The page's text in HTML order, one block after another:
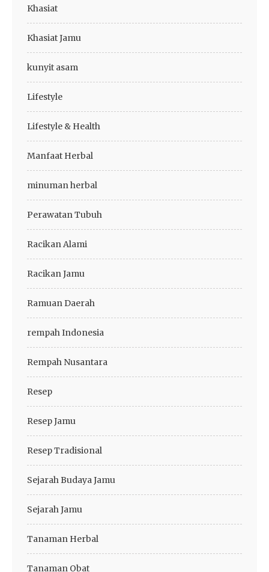
Khasiat
Khasiat Jamu
kunyit asam
Lifestyle
Lifestyle & Health
Manfaat Herbal
minuman herbal
Perawatan Tubuh
Racikan Alami
Racikan Jamu
Ramuan Daerah
rempah Indonesia
Rempah Nusantara
Resep
Resep Jamu
Resep Tradisional
Sejarah Budaya Jamu
Sejarah Jamu
Tanaman Herbal
Tanaman Obat